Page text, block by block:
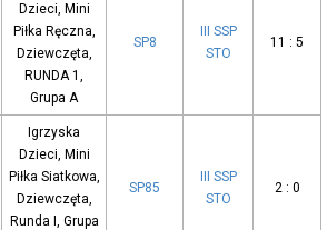
Dzieci, Mini
Piłka Ręczna,
Dziewczęta,
RUNDA 1,
Grupa A
SP8
III SSP
STO
11 : 5
Igrzyska
Dzieci, Mini
Piłka Siatkowa,
Dziewczęta,
Runda I, Grupa
SP85
III SSP
STO
2 : 0